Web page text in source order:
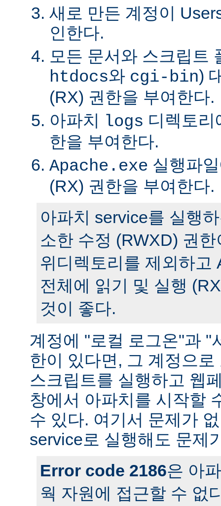
새로 만든 계정이
인한다.
모든 문서와 스크립트
htdocs와 cgi-bin)
(RX) 권한을 부여한다.
아파치 logs 디렉토리
한을 부여한다.
Apache.exe 실행파
(RX) 권한을 부여한다.
아파치 service를 실행
소한 수정 (RWXD) 권
위디렉토리를 제외하고
전체에 읽기 및 실행
것이 좋다.
계정에 "로컬 로그온"과 "
한이 있다면, 그 계정으
스크립트를 실행하고 웹
창에서 아파치를 시작할
수 있다. 여기서 문제가
service로 실행해도 문제
Error code 2186은 아
웍 자원에 접근할 수 없